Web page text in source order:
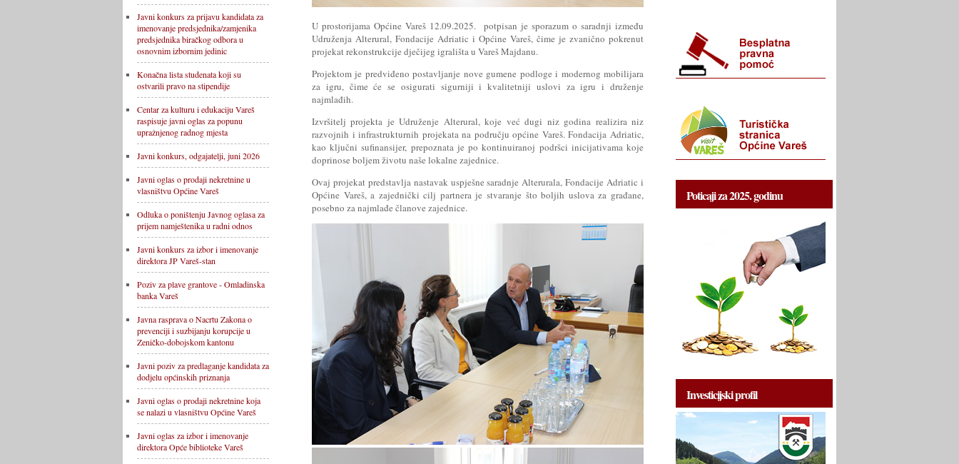
Javni konkurs za prijavu kandidata za
imenovanje predsjednika/zamjenika
predsjednika biračkog odbora u
osnovnim izbornim jedinic
Konačna lista studenata koji su
ostvarili pravo na stipendije
Centar za kulturu i edukaciju Vareš
raspisuje javni oglas za popunu
upražnjenog radnog mjesta
Javni konkurs, odgajatelji, juni 2026
Javni oglas o prodaji nekretnine u
vlasništvu Općine Vareš
Odluka o poništenju Javnog oglasa za
prijem namještenika u radni odnos
Javni konkurs za izbor i imenovanje
direktora JP Vareš-stan
Poziv za plave grantove - Omladinska
banka Vareš
Javna rasprava o Nacrtu Zakona o
prevenciji i suzbijanju korupcije u
Zeničko-dobojskom kantonu
Javni poziv za predlaganje kandidata za
dodjelu općinskih priznanja
Javni oglas o prodaji nekretnine koja
se nalazi u vlasništvu Općine Vareš
Javni oglas za izbor i imenovanje
direktora Opće biblioteke Vareš
U prostorijama Općine Vareš 12.09.2025. potpisan je sporazum o saradnji između
Udruženja Alterural, Fondacije Adriatic i Općine Vareš, čime je zvanično pokrenut
projekat rekonstrukcije dječijeg igrališta u Vareš Majdanu.
Projektom je predviđeno postavljanje nove gumene podloge i modernog mobilijara
za igru, čime će se osigurati sigurniji i kvalitetniji uslovi za igru i druženje
najmlađih.
Izvršitelj projekta je Udruženje Alterural, koje već dugi niz godina realizira niz
razvojnih i infrastrukturnih projekata na području općine Vareš. Fondacija Adriatic,
kao ključni sufinansijer, prepoznata je po kontinuiranoj podršci inicijativama koje
doprinose boljem životu naše lokalne zajednice.
Ovaj projekat predstavlja nastavak uspješne saradnje Alterurala, Fondacije Adriatic i
Općine Vareš, a zajednički cilj partnera je stvaranje što boljih uslova za građane,
posebno za najmlađe članove zajednice.
Poticaji za 2025. godinu
Investicijski profil